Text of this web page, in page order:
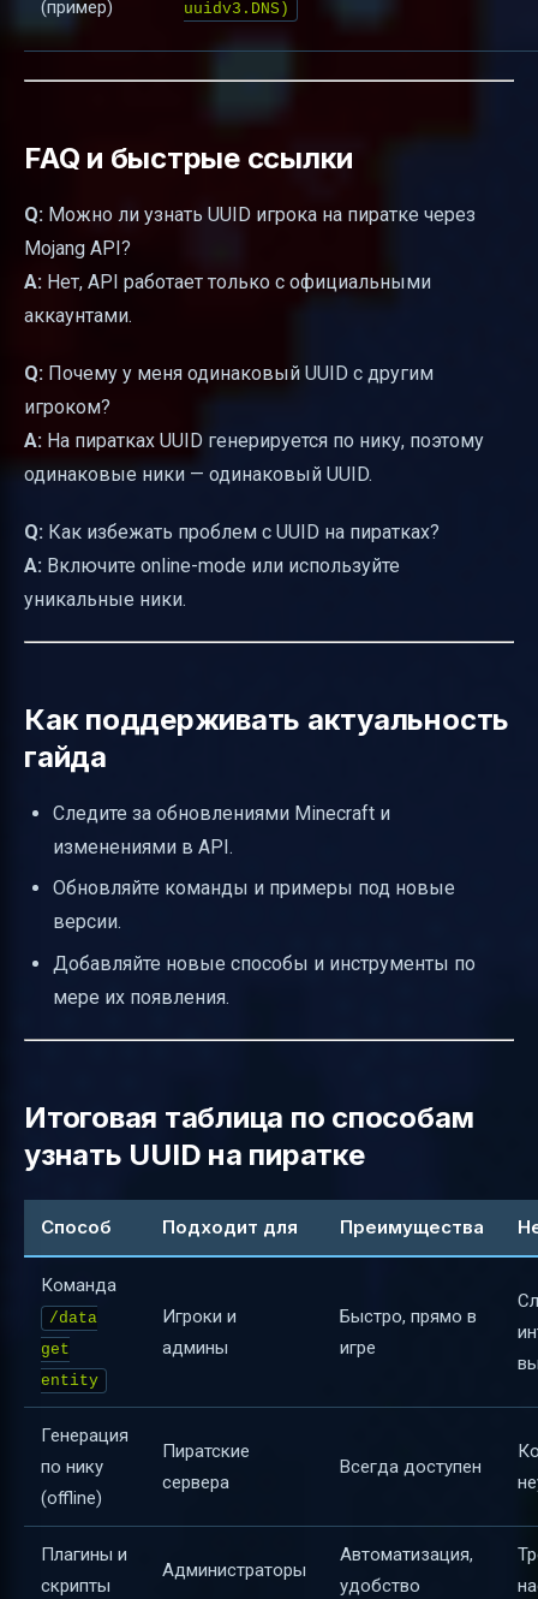
(пример) uuidv3.DNS)
FAQ и быстрые ссылки
Q: Можно ли узнать UUID игрока на пиратке через
Mojang API?
A: Нет, API работает только с официальными
аккаунтами.
Q: Почему у меня одинаковый UUID с другим
игроком?
A: На пиратках UUID генерируется по нику, поэтому
одинаковые ники — одинаковый UUID.
Q: Как избежать проблем с UUID на пиратках?
A: Включите online-mode или используйте
уникальные ники.
Как поддерживать актуальность
гайда
Следите за обновлениями Minecraft и
изменениями в API.
Обновляйте команды и примеры под новые
версии.
Добавляйте новые способы и инструменты по
мере их появления.
Итоговая таблица по способам
узнать UUID на пиратке
Способ Подходит для Преимущества
Команда
/data
get
entity
Игроки и
админы
Быстро, прямо в
игре
Генерация
по нику
(offline)
Пиратские
сервера
Всегда доступен
Плагины и
скрипты
Администраторы
Автоматизация,
удобство